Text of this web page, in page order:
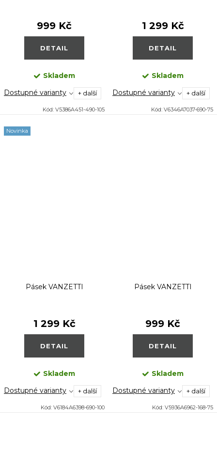
999 Kč
DETAIL
Skladem
Dostupné varianty
+ další
Kód: V5386A451-490-105
1 299 Kč
DETAIL
Skladem
Dostupné varianty
+ další
Kód: V6346A7037-690-75
Novinka
Pásek VANZETTI
1 299 Kč
DETAIL
Skladem
Dostupné varianty
+ další
Kód: V6184A6398-690-100
Pásek VANZETTI
999 Kč
DETAIL
Skladem
Dostupné varianty
+ další
Kód: V5936A6962-168-75